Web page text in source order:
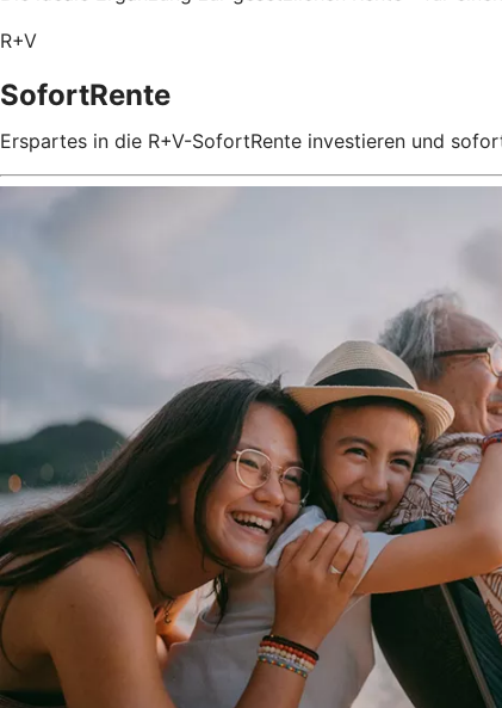
R+V
SofortRente
Erspartes in die R+V-SofortRente investieren und